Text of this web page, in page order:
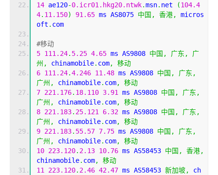
14 ae120-0.icr01.hkg20.ntwk.msn. net (104.4
4. 11.150) 91.65 ms AS8075 中国, 香港,
micros
oft . com
#移动
5 111.24. 5.25 4.65 ms AS9808 中国, 广东,
广
州,
chinamobile. com,
移动
6 111.24.4.246 11.48 ms AS9808 中国,
广东,
广州,
chinamobile. com,
移动
7 221.176. 18.110 3.91 ms AS9808 中国,
广东,
广州,
chinamobile. com,
移动
8 221.183. 25.121 6.32 ms AS9808 中国,
广东,
广州,
chinamobile. com,
移动
9 221.183. 55.57 7.75 ms AS9808 中国,
广东,
广州,
chinamobile. com,
移动
10 223.120. 2.13 10.76 ms AS58453 中国,
香港,
chinamobile. com,
移动
11
223.120. 2.46 42.47 ms AS58453 新加坡,
ch